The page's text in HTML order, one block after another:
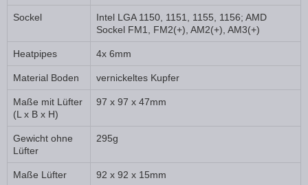
Sockel
Intel LGA 1150, 1151, 1155, 1156; AMD
Sockel FM1, FM2(+), AM2(+), AM3(+)
Heatpipes 4x 6mm
Material Boden vernickeltes Kupfer
Maße mit Lüfter
(L x B x H)
97 x 97 x 47mm
Gewicht ohne
Lüfter
295g
Maße Lüfter 92 x 92 x 15mm